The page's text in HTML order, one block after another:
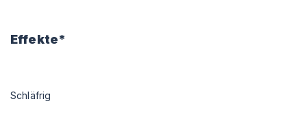
Effekte*
Schläfrig